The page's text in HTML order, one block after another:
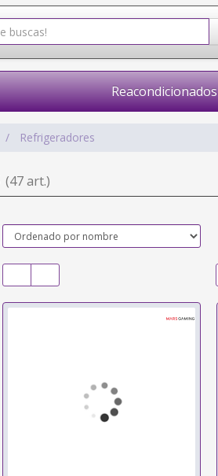
Reacondicionados
Refrigeradores
(47 art.)